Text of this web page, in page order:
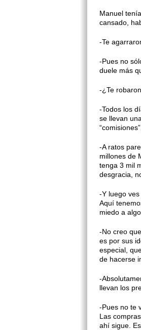
Manuel
cansado,
-Te
-Pues no
duele más
-¿Te
-Todos los
se llevan
-A ratos
millones de
tenga 3 mil
desgracia,
-Y luego
Aquí
miedo a
-No creo
es por sus
especial,
de hacerse
-
llevan los
-Pues no te
Las
ahí sigue.